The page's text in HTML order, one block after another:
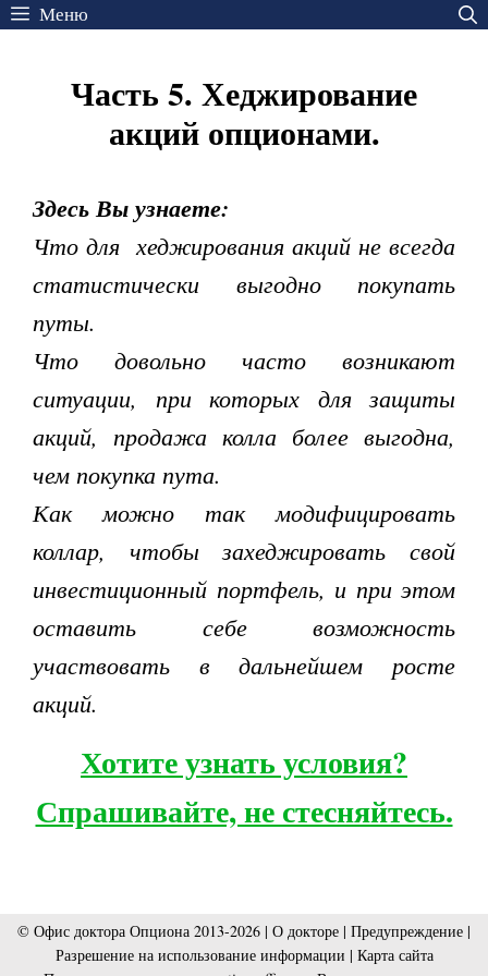
Перейти
Меню
Часть 5. Хеджирование
акций опционами.
Здесь Вы узнаете:
Что для хеджирования акций не всегда
статистически выгодно покупать
путы.
Что довольно часто возникают
ситуации, при которых для защиты
акций, продажа колла более выгодна,
чем покупка пута.
Как можно так модифицировать
коллар, чтобы захеджировать свой
инвестиционный портфель, и при этом
оставить себе возможность
участвовать в дальнейшем росте
акций.
Хотите узнать условия?
Спрашивайте, не стесняйтесь.
© Офис доктора Опциона 2013-2026 | О докторе | Предупреждение |
Разрешение на использование информации | Карта сайта